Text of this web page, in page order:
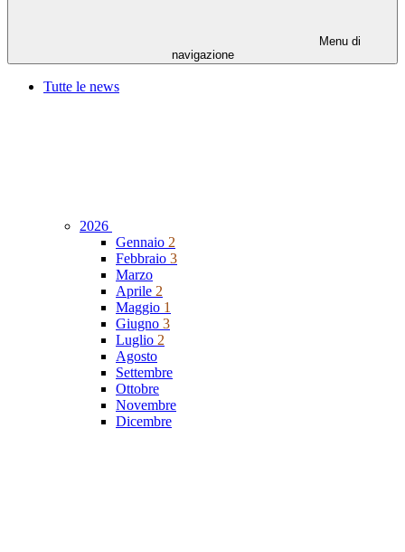
Menu di
navigazione
Tutte le news
2026
Gennaio 2
Febbraio 3
Marzo
Aprile 2
Maggio 1
Giugno 3
Luglio 2
Agosto
Settembre
Ottobre
Novembre
Dicembre